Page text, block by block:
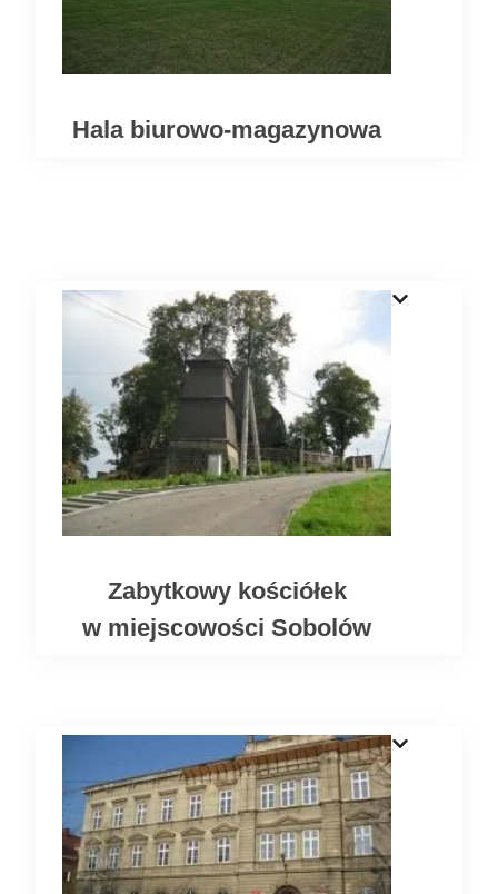
Hala biurowo-magazynowa
Zabytkowy kościółek
w miejscowości Sobolów